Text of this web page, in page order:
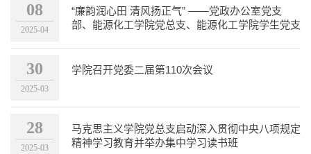
08
2025-04
“廉韵润心田 清风扬正气” ——党政办公室党支
部、能源化工学院党总支、能源化工学院学生党支
30
2025-03
学院召开党委二届第110次会议
28
2025-03
马克思主义学院党总支启动深入贯彻中央八项规定
精神学习教育并举办集中学习读书班